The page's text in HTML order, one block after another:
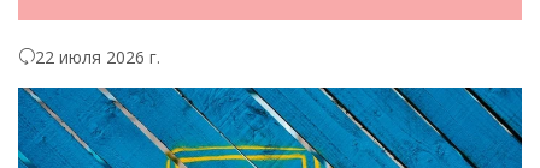
22 июля 2026 г.